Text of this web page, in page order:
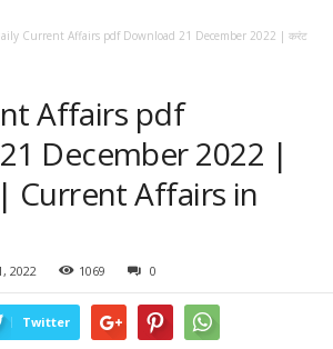
Current Affairs pdf Download 21 December 2022 | करंट
Affairs pdf
December 2022 |
Current Affairs in
2022 1069 0
Twitter